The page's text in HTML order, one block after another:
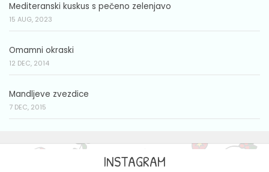
Mediteranski kuskus s pečeno zelenjavo
15 AUG, 2023
Omamni okraski
12 DEC, 2014
Mandljeve zvezdice
7 DEC, 2015
INSTAGRAM